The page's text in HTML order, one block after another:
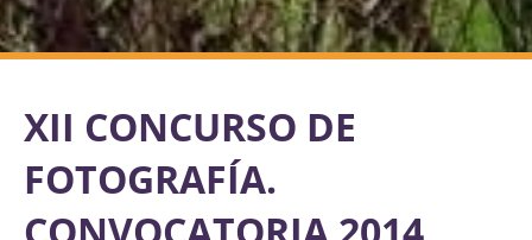
XII CONCURSO DE
FOTOGRAFÍA.